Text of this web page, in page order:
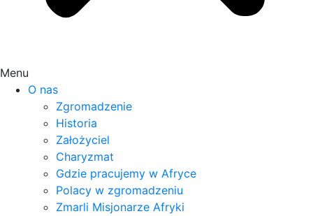
Menu
O nas
Zgromadzenie
Historia
Założyciel
Charyzmat
Gdzie pracujemy w Afryce
Polacy w zgromadzeniu
Zmarli Misjonarze Afryki